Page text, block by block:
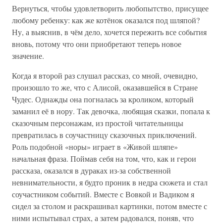
Вернуться, чтобы удовлетворить любопытство, присущее
любому ребенку: как же котёнок оказался под шляпой?
Ну, а выяснив, в чём дело, хочется пережить все события
вновь, потому что они приобретают теперь новое
значение.
Когда я второй раз слушал рассказ, со мной, очевидно,
произошло то же, что с Алисой, оказавшейся в Стране
Чудес. Однажды oна погналась за кроликом, который
заманил её в нору. Так девочка, любящая сказки, попала к
сказочным персонажам, из простой читательницы
превратилась в соучастницу сказочных приключений.
Роль подобной «норы» играет в «Живой шляпе»
начальная фраза. Поймав себя на том, что, как и герои
рассказа, оказался в дураках из-за собственной
невнимательности, я будто проник в недра сюжета и стал
соучастником событий. Вместе с Вовкой и Вадиком я
сидел за столом и раскрашивал картинки, потом вместе с
ними испытывал страх, а затем радовался, поняв, что